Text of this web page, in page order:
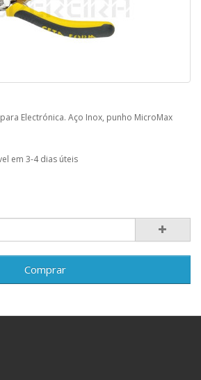
Electrónica. Aço Inox, punho MicroMax
em 3-4 dias úteis
Comprar